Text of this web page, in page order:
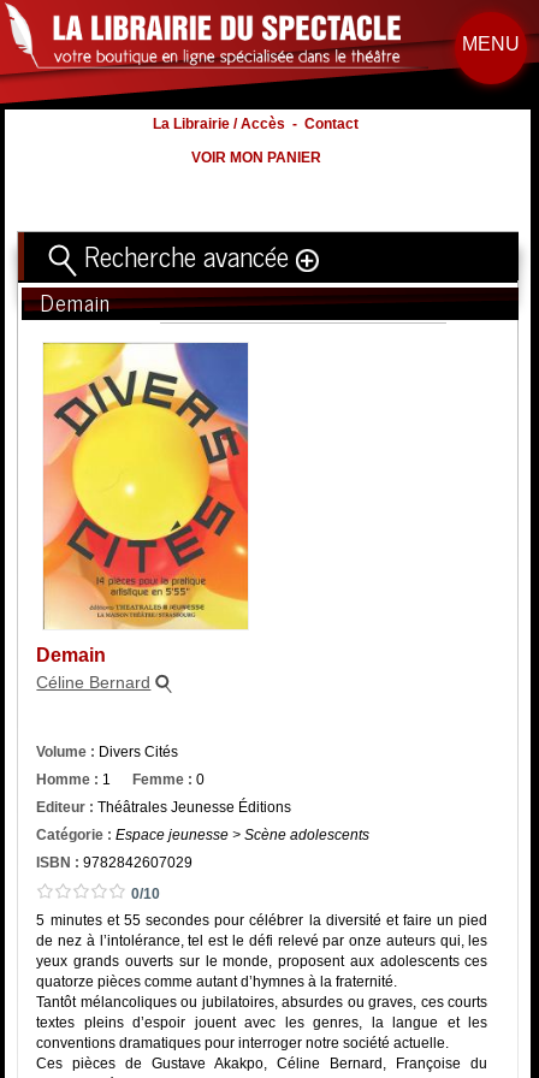
MENU
La Librairie / Accès -Contact
VOIR MON PANIER
Recherche avancée
Titre
Auteur
Éditeur
Distribution
Nb. Femmes
Nb. Enfants
à
Catégorie
Demain
Demain
Céline Bernard
Volume : Divers Cités
Homme : 1 Femme : 0
Editeur : Théâtrales Jeunesse Éditions
Catégorie : Espace jeunesse > Scène adolescents
ISBN : 9782842607029
0/10
5 minutes et 55 secondes pour célébrer la diversité et faire un pied
de nez à l’intolérance, tel est le défi relevé par onze auteurs qui, les
yeux grands ouverts sur le monde, proposent aux adolescents ces
quatorze pièces comme autant d’hymnes à la fraternité.
Tantôt mélancoliques ou jubilatoires, absurdes ou graves, ces courts
textes pleins d’espoir jouent avec les genres, la langue et les
conventions dramatiques pour interroger notre société actuelle.
Ces pièces de Gustave Akakpo, Céline Bernard, Françoise du